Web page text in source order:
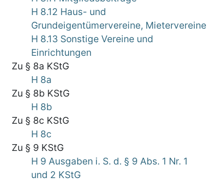
H 8.12 Haus- und
Grundeigentümervereine, Mietervereine
H 8.13 Sonstige Vereine und
Einrichtungen
Zu § 8a KStG
H 8a
Zu § 8b KStG
H 8b
Zu § 8c KStG
H 8c
Zu § 9 KStG
H 9 Ausgaben i. S. d. § 9 Abs. 1 Nr. 1
und 2 KStG